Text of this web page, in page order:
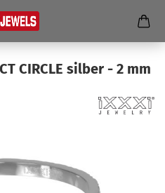
CIR­CLE sil­ber - 2 mm